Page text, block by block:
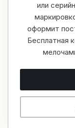
или
оформит
Бесплатная